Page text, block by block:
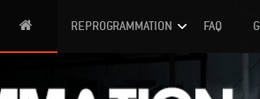
REPROGRAMMATION FAQ